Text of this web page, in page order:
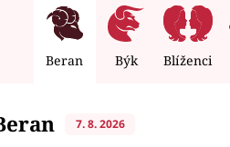
Beran Býk Blíženci
7. 8. 2026